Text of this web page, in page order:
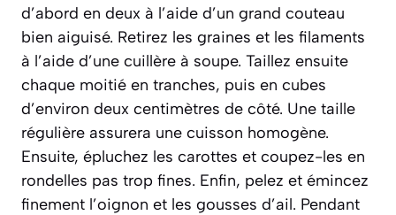
d’abord en deux à l’aide d’un grand couteau
bien aiguisé. Retirez les graines et les filaments
à l’aide d’une cuillère à soupe. Taillez ensuite
chaque moitié en tranches, puis en cubes
d’environ deux centimètres de côté. Une taille
régulière assurera une cuisson homogène.
Ensuite, épluchez les carottes et coupez-les en
rondelles pas trop fines. Enfin, pelez et émincez
finement l’oignon et les gousses d’ail. Pendant